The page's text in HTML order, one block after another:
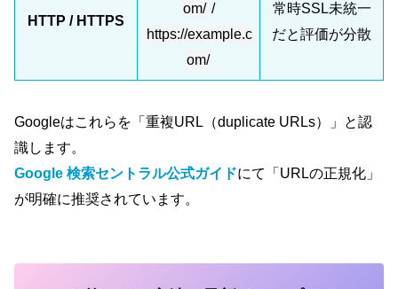
HTTP / HTTPS
om/ /
https://example.c
om/
常時SSL未統一
だと評価が分散
Googleはこれらを「重複URL（duplicate URLs）」と認
識します。
Google 検索セントラル公式ガイドにて「URLの正規化」
が明確に推奨されています。